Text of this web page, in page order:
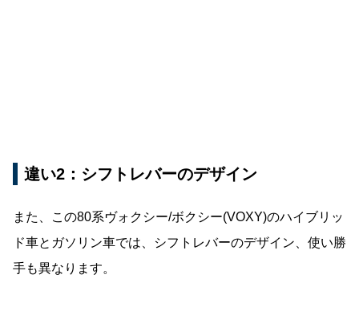
違い2：シフトレバーのデザイン
また、この80系ヴォクシー/ボクシー(VOXY)のハイブリッ
ド車とガソリン車では、シフトレバーのデザイン、使い勝
手も異なります。